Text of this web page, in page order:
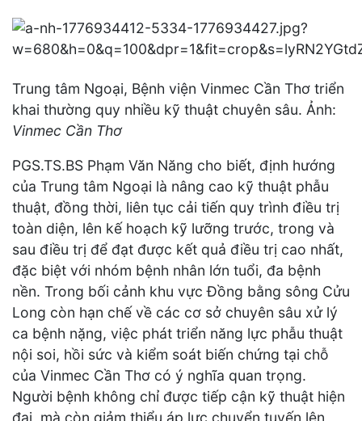
Trung tâm Ngoại, Bệnh viện Vinmec Cần Thơ triển
khai thường quy nhiều kỹ thuật chuyên sâu. Ảnh:
Vinmec Cần Thơ
PGS.TS.BS Phạm Văn Năng cho biết, định hướng
của Trung tâm Ngoại là nâng cao kỹ thuật phẫu
thuật, đồng thời, liên tục cải tiến quy trình điều trị
toàn diện, lên kế hoạch kỹ lưỡng trước, trong và
sau điều trị để đạt được kết quả điều trị cao nhất,
đặc biệt với nhóm bệnh nhân lớn tuổi, đa bệnh
nền. Trong bối cảnh khu vực Đồng bằng sông Cửu
Long còn hạn chế về các cơ sở chuyên sâu xử lý
ca bệnh nặng, việc phát triển năng lực phẫu thuật
nội soi, hồi sức và kiểm soát biến chứng tại chỗ
của Vinmec Cần Thơ có ý nghĩa quan trọng.
Người bệnh không chỉ được tiếp cận kỹ thuật hiện